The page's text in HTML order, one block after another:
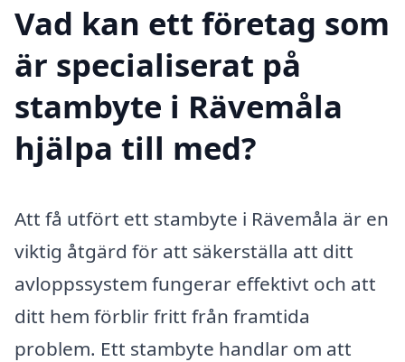
Vad kan ett företag som
är specialiserat på
stambyte i Rävemåla
hjälpa till med?
Att få utfört ett stambyte i Rävemåla är en
viktig åtgärd för att säkerställa att ditt
avloppssystem fungerar effektivt och att
ditt hem förblir fritt från framtida
problem. Ett stambyte handlar om att